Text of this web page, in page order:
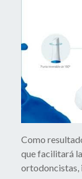
Como
que facilitará
ortodoncistas,